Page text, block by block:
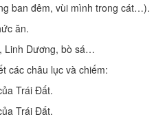
ban đêm, vùi mình trong cát…).
ăn.
Linh Dương, bò sá…
các châu lục và chiếm:
Trái Đất.
Trái Đất.